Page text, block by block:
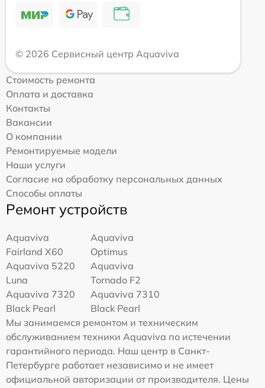
© 2026 Сервисный центр Aquaviva
Стоимость ремонта
Оплата и доставка
Контакты
Вакансии
О компании
Ремонтируемые модели
Наши услуги
Согласие на обработку персональных данных
Способы оплаты
Ремонт устройств
Aquaviva
Fairland X60
Aquaviva
Optimus
Aquaviva 5220
Luna
Aquaviva
Tornado F2
Aquaviva 7320
Black Pearl
Aquaviva 7310
Black Pearl
Мы занимаемся ремонтом и техническим
обслуживанием техники Aquaviva по истечении
гарантийного периода. Наш центр в Санкт-
Петербурге работает независимо и не имеет
официальной авторизации от производителя. Цены